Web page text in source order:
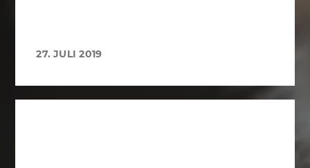
27. JULI 2019